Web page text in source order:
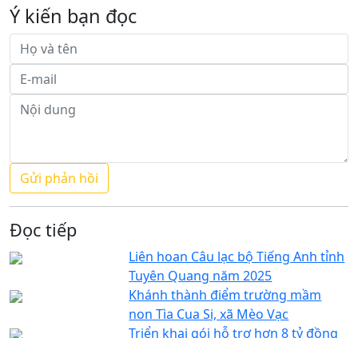
Ý kiến bạn đọc
Đọc tiếp
Liên hoan Câu lạc bộ Tiếng Anh tỉnh
Tuyên Quang năm 2025
Khánh thành điểm trường mầm
non Tìa Cua Si, xã Mèo Vạc
Triển khai gói hỗ trợ hơn 8 tỷ đồng